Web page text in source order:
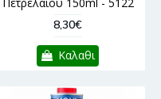
8,30€
Καλαθι